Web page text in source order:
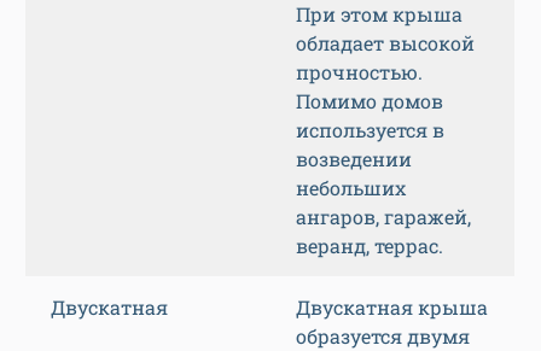
При этом крыша
обладает высокой
прочностью.
Помимо домов
используется в
возведении
небольших
ангаров, гаражей,
веранд, террас.
Двускатная
Двускатная крыша
образуется двумя